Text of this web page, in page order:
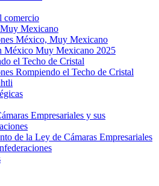
comercio
Mexicano
México, Muy Mexicano
México Muy Mexicano 2025
el Techo de Cristal
Rompiendo el Techo de Cristal
Empresariales y sus
de la Ley de Cámaras Empresariales